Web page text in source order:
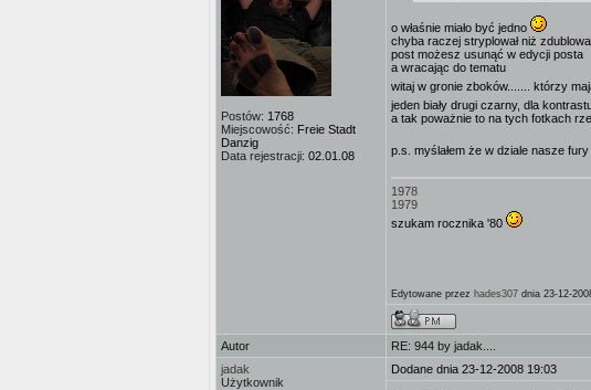
Postów: 1768
Miejscowość: Freie Stadt
Danzig
Data rejestracji: 02.01.08
o właśnie miało być jedno
chyba raczej stryplował niż
post możesz usunąć w edycji posta
a wracając do tematu
witaj w gronie zboków....... którzy
jeden biały drugi czarny, dla
a tak poważnie to na tych fotkach
p.s. myślałem że w dziale nasze
1978
1979
szukam rocznika '80
Edytowane przez hades307 dnia 23-12-
Autor
RE: 944 by jadak....
jadak
Użytkownik
Dodane dnia 23-12-2008 19:03